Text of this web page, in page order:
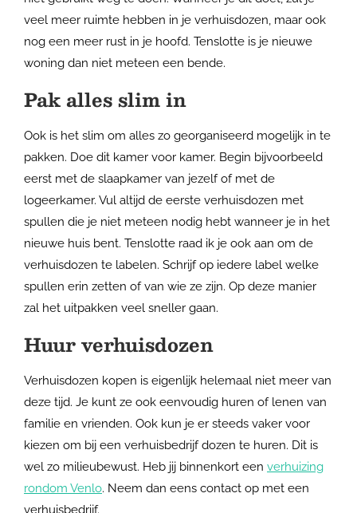
veel meer ruimte hebben in je verhuisdozen, maar ook
nog een meer rust in je hoofd. Tenslotte is je nieuwe
woning dan niet meteen een bende.
Pak alles slim in
Ook is het slim om alles zo georganiseerd mogelijk in te
pakken. Doe dit kamer voor kamer. Begin bijvoorbeeld
eerst met de slaapkamer van jezelf of met de
logeerkamer. Vul altijd de eerste verhuisdozen met
spullen die je niet meteen nodig hebt wanneer je in het
nieuwe huis bent. Tenslotte raad ik je ook aan om de
verhuisdozen te labelen. Schrijf op iedere label welke
spullen erin zetten of van wie ze zijn. Op deze manier
zal het uitpakken veel sneller gaan.
Huur verhuisdozen
Verhuisdozen kopen is eigenlijk helemaal niet meer van
deze tijd. Je kunt ze ook eenvoudig huren of lenen van
familie en vrienden. Ook kun je er steeds vaker voor
kiezen om bij een verhuisbedrijf dozen te huren. Dit is
wel zo milieubewust. Heb jij binnenkort een verhuizing
rondom Venlo. Neem dan eens contact op met een
verhuisbedrijf.